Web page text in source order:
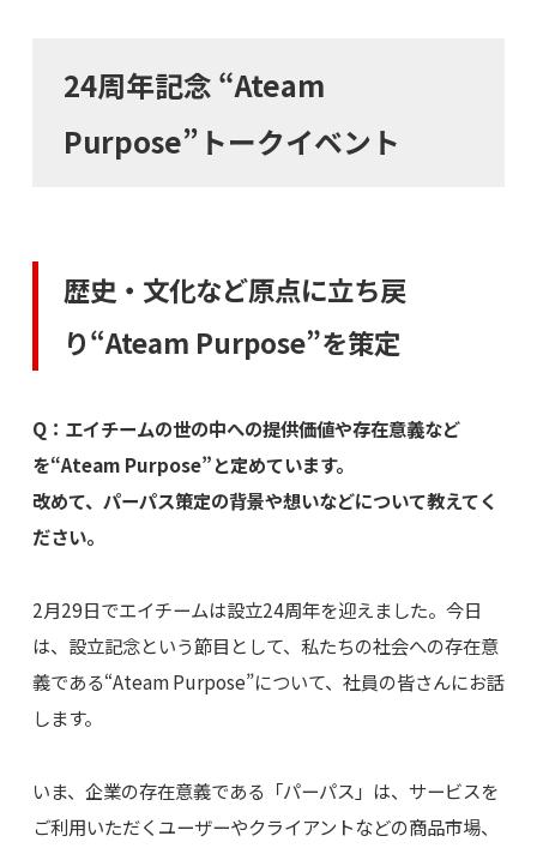
24周年記念 “Ateam
Purpose”トークイベント
歴史・文化など原点に立ち戻
り“Ateam Purpose”を策定
Q：エイチームの世の中への提供価値や存在意義など
を“Ateam Purpose”と定めています。
改めて、パーパス策定の背景や想いなどについて教えてく
ださい。
2月29日でエイチームは設立24周年を迎えました。今日
は、設立記念という節目として、私たちの社会への存在意
義である“Ateam Purpose”について、社員の皆さんにお話
します。
いま、企業の存在意義である「パーパス」は、サービスを
ご利用いただくユーザーやクライアントなどの商品市場、